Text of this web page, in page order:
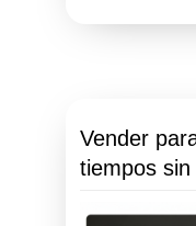
Vender
tiempos